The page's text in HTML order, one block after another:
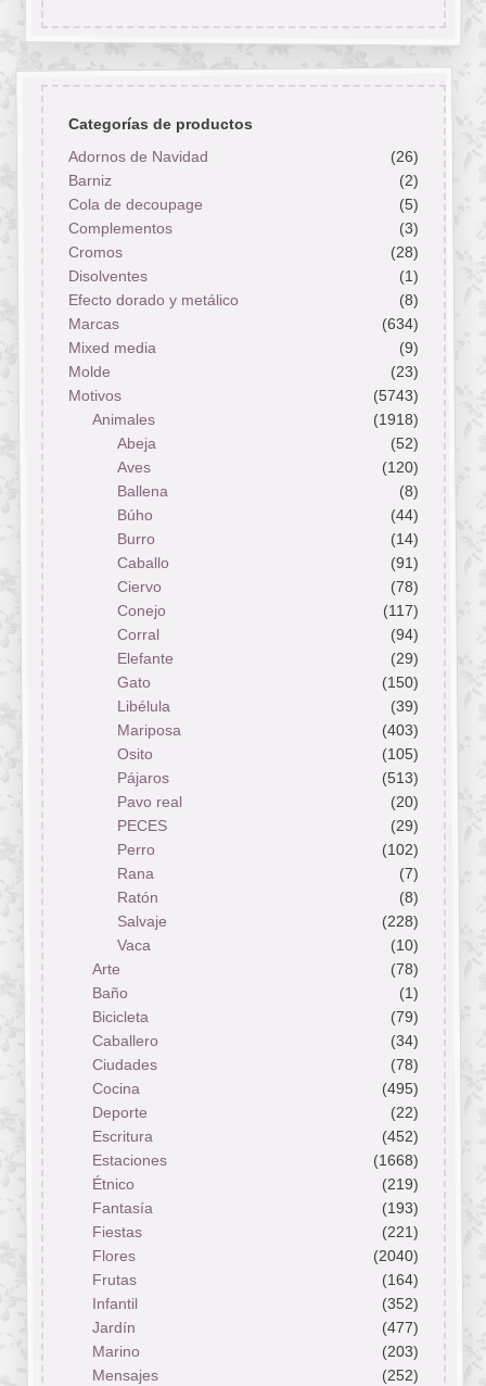
Categorías de productos
Adornos de Navidad
(26)
Barniz
(2)
Cola de decoupage
(5)
Complementos
(3)
Cromos
(28)
Disolventes
(1)
Efecto dorado y metálico
(8)
Marcas
(634)
Mixed media
(9)
Molde
(23)
Motivos
(5743)
Animales
(1918)
Abeja
(52)
Aves
(120)
Ballena
(8)
Búho
(44)
Burro
(14)
Caballo
(91)
Ciervo
(78)
Conejo
(117)
Corral
(94)
Elefante
(29)
Gato
(150)
Libélula
(39)
Mariposa
(403)
Osito
(105)
Pájaros
(513)
Pavo real
(20)
PECES
(29)
Perro
(102)
Rana
(7)
Ratón
(8)
Salvaje
(228)
Vaca
(10)
Arte
(78)
Baño
(1)
Bicicleta
(79)
Caballero
(34)
Ciudades
(78)
Cocina
(495)
Deporte
(22)
Escritura
(452)
Estaciones
(1668)
Étnico
(219)
Fantasía
(193)
Fiestas
(221)
Flores
(2040)
Frutas
(164)
Infantil
(352)
Jardín
(477)
Marino
(203)
Mensajes
(252)